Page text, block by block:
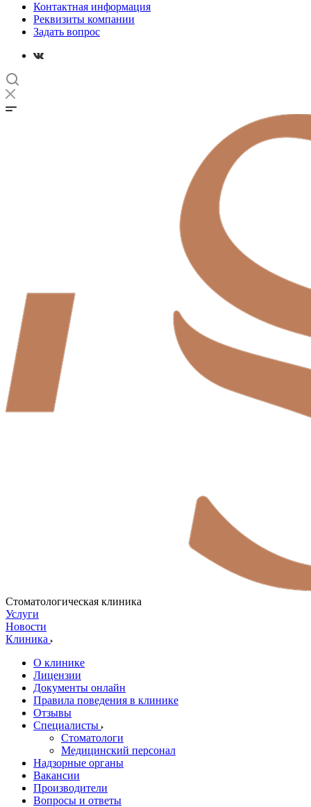
Контактная информация
Реквизиты компании
Задать вопрос
Стоматологическая клиника
Услуги
Новости
Клиника
О клинике
Лицензии
Документы онлайн
Правила поведения в клинике
Отзывы
Специалисты
Стоматологи
Медицинский персонал
Надзорные органы
Вакансии
Производители
Вопросы и ответы